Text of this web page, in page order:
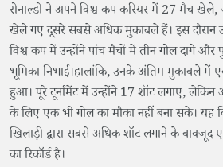
रोनाल्डो ने अपने विश्व कप करियर में 27 मैच खेले,
खेले गए दूसरे सबसे अधिक मुकाबले हैं। इस दौरान
विश्व कप में उन्होंने पांच मैचों में तीन गोल दागे
भूमिका निभाई।हालांकि, उनके अंतिम मुकाबले में
हुआ। पूरे टूर्नामेंट में उन्होंने 17 शॉट लगाए, लेकिन
के लिए एक भी गोल का मौका नहीं बना सके। यह
खिलाड़ी द्वारा सबसे अधिक शॉट लगाने के
का रिकॉर्ड है।